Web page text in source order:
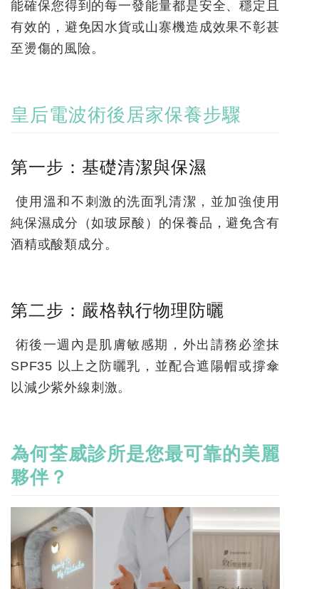
能確保您得到的每一發能量都是安全、穩定且
有效的，避免因水貨或山寨機造成效果不彰甚
至燙傷的風險。
皇后電波術後居家保養步驟
第一步：基礎清潔與保濕
使用溫和不刺激的洗面乳清潔，並加強使用
純保濕成分（如玻尿酸）的保養品，避免含有
酒精或酸類成分。
第二步：嚴格執行物理防曬
術後一週內是肌膚敏感期，外出請務必塗抹
SPF35 以上之防曬乳，並配合遮陽帽或撐傘
以減少紫外線刺激。
為何荃威診所是您最可靠的美麗
夥伴？